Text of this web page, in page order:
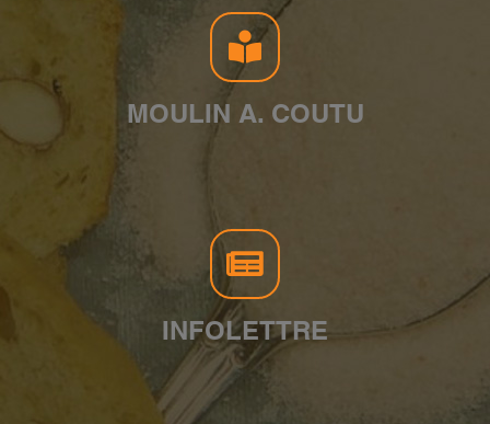
MOULIN A. COUTU
INFOLETTRE